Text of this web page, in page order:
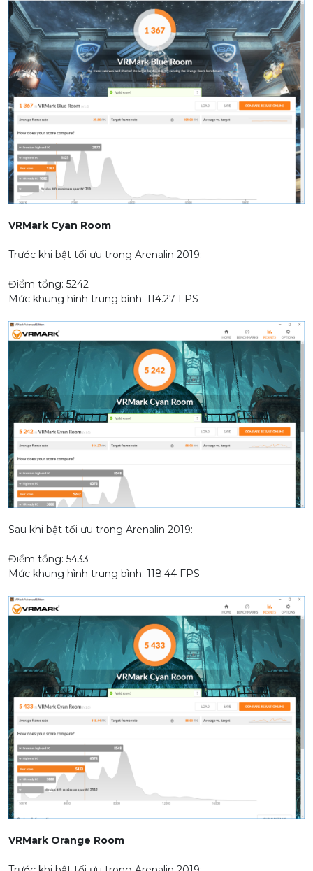
VRMark Cyan Room
Trước khi bật tối ưu trong Arenalin 2019:
Điểm tổng: 5242
Mức khung hình trung bình: 114.27 FPS
Sau khi bật tối ưu trong Arenalin 2019:
Điểm tổng: 5433
Mức khung hình trung bình: 118.44 FPS
VRMark Orange Room